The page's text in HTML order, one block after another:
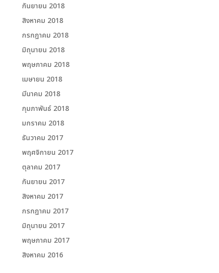
กันยายน 2018
สิงหาคม 2018
กรกฎาคม 2018
มิถุนายน 2018
พฤษภาคม 2018
เมษายน 2018
มีนาคม 2018
กุมภาพันธ์ 2018
มกราคม 2018
ธันวาคม 2017
พฤศจิกายน 2017
ตุลาคม 2017
กันยายน 2017
สิงหาคม 2017
กรกฎาคม 2017
มิถุนายน 2017
พฤษภาคม 2017
สิงหาคม 2016